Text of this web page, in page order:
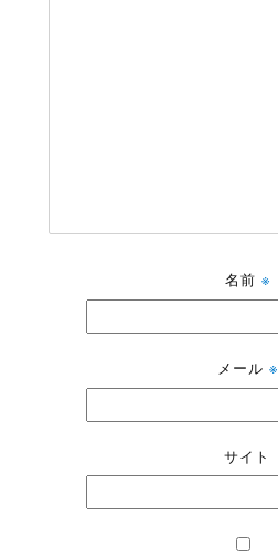
名前 ※
メール ※
サイト